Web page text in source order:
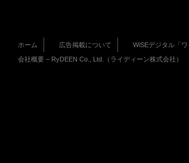
ホーム 広告掲載について WiSEデジタル「
会社概要 – RyDEEN Co., Ltd.（ライディーン株式会社）